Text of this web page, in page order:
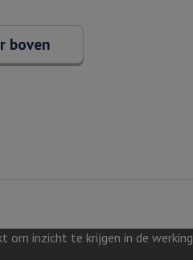
om inzicht te krijgen in de werking
boven